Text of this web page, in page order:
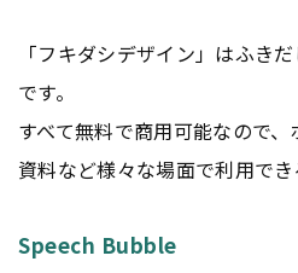
「フキダシデザイン」はふき
です。
すべて無料で商用可能なので、
資料など様々な場面で利用でき
Speech Bubble